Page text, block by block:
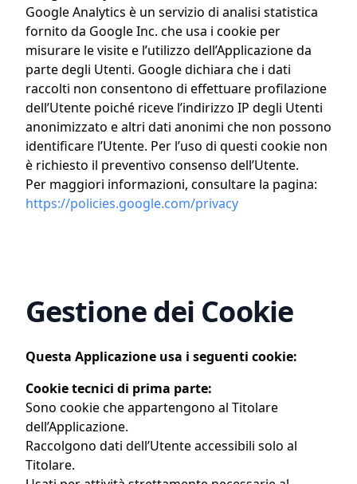
Google Analytics è un servizio di analisi statistica
fornito da Google Inc. che usa i cookie per
misurare le visite e l’utilizzo dell’Applicazione da
parte degli Utenti. Google dichiara che i dati
raccolti non consentono di effettuare profilazione
dell’Utente poiché riceve l’indirizzo IP degli Utenti
anonimizzato e altri dati anonimi che non possono
identificare l’Utente. Per l’uso di questi cookie non
è richiesto il preventivo consenso dell’Utente.
Per maggiori informazioni, consultare la pagina:
https://policies.google.com/privacy
Gestione dei Cookie
Questa Applicazione usa i seguenti cookie:
Cookie tecnici di prima parte:
Sono cookie che appartengono al Titolare
dell’Applicazione.
Raccolgono dati dell’Utente accessibili solo al
Titolare.